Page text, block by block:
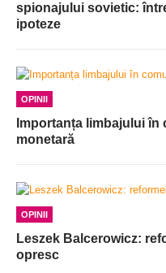
spionajului sovietic:
ipoteze
OPINII
Importanța limbajului
monetară
OPINII
Leszek Balcerowicz:
opresc